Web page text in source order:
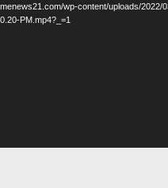
wp-content/uploads/2022/
PM.mp4?_=1